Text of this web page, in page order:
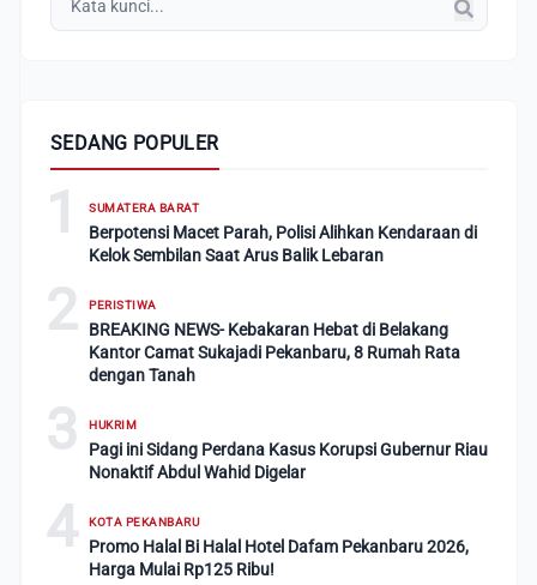
SEDANG POPULER
1 SUMATERA BARAT
Berpotensi Macet Parah, Polisi Alihkan Kendaraan di
Kelok Sembilan Saat Arus Balik Lebaran
2 PERISTIWA
BREAKING NEWS- Kebakaran Hebat di Belakang
Kantor Camat Sukajadi Pekanbaru, 8 Rumah Rata
dengan Tanah
3 HUKRIM
Pagi ini Sidang Perdana Kasus Korupsi Gubernur Riau
Nonaktif Abdul Wahid Digelar
4 KOTA PEKANBARU
Promo Halal Bi Halal Hotel Dafam Pekanbaru 2026,
Harga Mulai Rp125 Ribu!